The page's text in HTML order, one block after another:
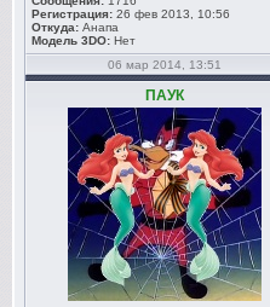
Регистрация: 26 фев 2013, 10:56
Откуда: Анапа
Модель 3DO: Нет
06 мар 2014, 13:51
ПАУК